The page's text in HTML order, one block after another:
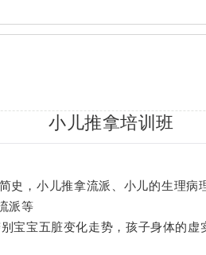
小儿推拿培训班
史，小儿推拿流派、小儿的生理
派等
宝宝五脏变化走势，孩子身体的